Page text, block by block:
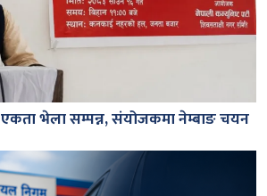
भेला सम्पन्न, संयोजकमा नेम्बाङ चयन